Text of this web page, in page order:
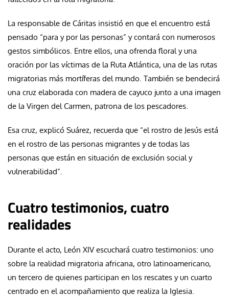
La responsable de Cáritas insistió en que el encuentro está
pensado “para y por las personas” y contará con numerosos
gestos simbólicos. Entre ellos, una ofrenda floral y una
oración por las víctimas de la Ruta Atlántica, una de las rutas
migratorias más mortíferas del mundo. También se bendecirá
una cruz elaborada con madera de cayuco junto a una imagen
de la Virgen del Carmen, patrona de los pescadores.
Esa cruz, explicó Suárez, recuerda que “el rostro de Jesús está
en el rostro de las personas migrantes y de todas las
personas que están en situación de exclusión social y
vulnerabilidad”.
Cuatro testimonios, cuatro
realidades
Durante el acto, León XIV escuchará cuatro testimonios: uno
sobre la realidad migratoria africana, otro latinoamericano,
un tercero de quienes participan en los rescates y un cuarto
centrado en el acompañamiento que realiza la Iglesia.